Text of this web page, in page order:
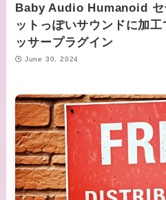
Baby Audio Humanoid セ
ットっぽいサウンドに加
ッサープラグイン
June 30, 2024